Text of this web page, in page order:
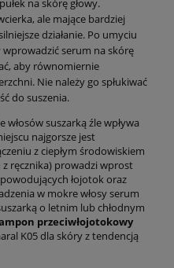
na skórę głowy.
ale mające bardziej
działanie. Po umyciu
wprowadzić serum na skórę
aby równomiernie
Nie należy go spłukiwać
do suszenia.
suszarką źle wpływa
najgorsze jest
z ciepłym środowiskiem
z ręcznika) prowadzi wprost
łojotok oraz
w mokre włosy serum
o letnim lub chłodnym
przeciwłojotokowy
K05 dla skóry z tendencją